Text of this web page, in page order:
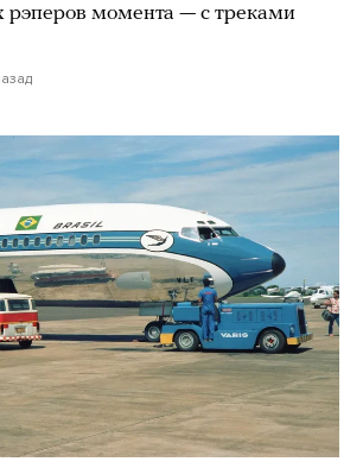
рэперов момента — с треками